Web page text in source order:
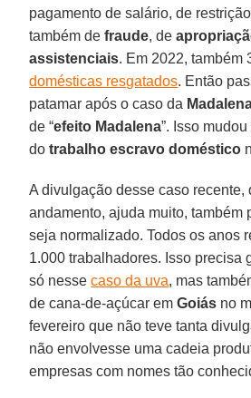
pagamento de salário, de
também defraude, de
assistenciais. Em 2022, também
domésticas resgatados. Então
patamar após o caso da
de “efeito Madalena”. Isso
dotrabalho escravo doméstico
A divulgação desse caso recente,
andamento, ajuda muito, também
seja normalizado. Todos os anos
1.000 trabalhadores. Isso precisa
só nessecaso da uva, mas
de cana-de-açúcar emGoiás no
fevereiro que não teve tanta
não envolvesse uma cadeia
empresas com nomes tão